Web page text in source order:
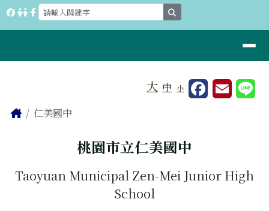
跳至主內容區
桃園市立仁美國中
⏸
大 中 小
主內容區域
Home
仁美國中
桃園市立仁美國中
Taoyuan Municipal Zen-Mei Junior High
School
頁尾區域